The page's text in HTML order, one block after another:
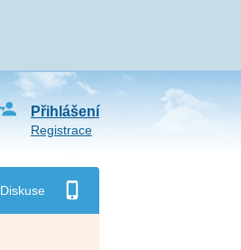
Diskuse
Přihlášení
Registrace